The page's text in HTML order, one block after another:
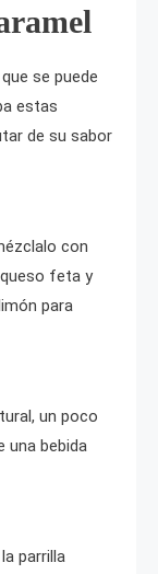
se puede
estas
de su sabor
con
feta y
para
un poco
una bebida
parrilla